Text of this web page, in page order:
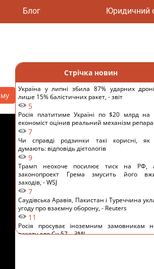
Блог Юридичний
Стрічка новин
Україна у липні збила 87% ударних
лише 15% балістичних ракет, - звіт
5
Росія платитиме Україні по $20 млрд на
економіст оцінив реальний механізм
7
Чи справді родзинки такі корисні, як
думають: відповідь дієтологів
9
Трамп неохоче посилює тиск на РФ,
законопроект Грема змусить його
заходів, - WSJ
7
Саудівська Аравія, Пакистан і Туреччина
угоду про взаємну оборону, - Reuters
11
Росія просуває іноземним замовникам
ракету для Су-57, - ЗМІ